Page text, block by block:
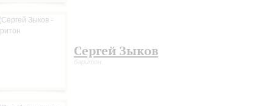
Сергей Зыков
баритон